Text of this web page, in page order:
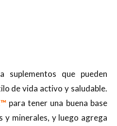
suplementos que pueden
de vida activo y saludable.
para tener una buena base
y minerales, y luego agrega